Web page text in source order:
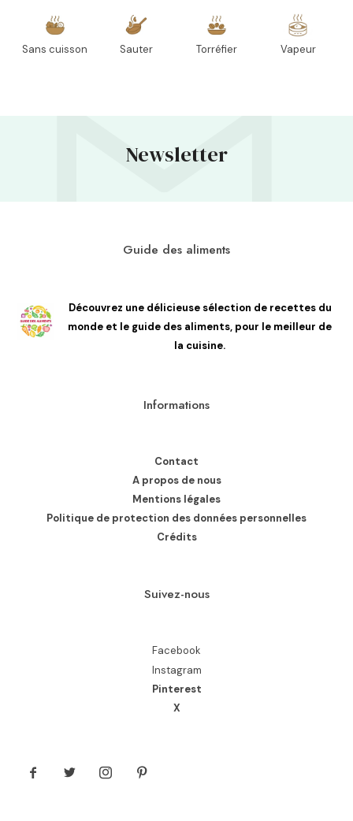
Sans cuisson Sauter Torréfier Vapeur
Newsletter
Guide des aliments
Découvrez une délicieuse sélection de recettes du
monde et le guide des aliments, pour le meilleur de
la cuisine.
Informations
Contact
A propos de nous
Mentions légales
Politique de protection des données personnelles
Crédits
Suivez-nous
Facebook
Instagram
Pinterest
X